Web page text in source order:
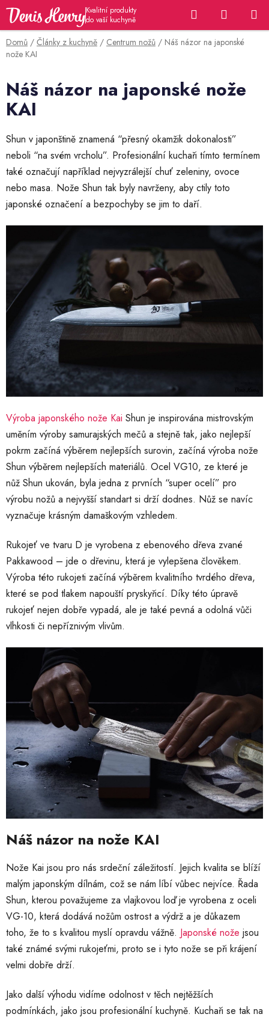
Přejít
obsah
Hledat
KOŠÍK
Domů / Články z kuchyně / Centrum nožů / Náš názor na japonské
nože KAI
Náš názor na japonské nože
KAI
Shun v japonštině znamená “přesný okamžik dokonalosti”
neboli “na svém vrcholu”. Profesionální kuchaři tímto termínem
také označují například nejvyzrálejší chuť zeleniny, ovoce
nebo masa. Nože Shun tak byly navrženy, aby ctily toto
japonské označení a bezpochyby se jim to daří.
Výroba japonského nože Kai Shun je inspirována mistrovským
uměním výroby samurajských mečů a stejně tak, jako nejlepší
pokrm začíná výběrem nejlepších surovin, začíná výroba nože
Shun výběrem nejlepších materiálů. Ocel VG10, ze které je
nůž Shun ukován, byla jedna z prvních “super ocelí” pro
výrobu nožů a nejvyšší standart si drží dodnes. Nůž se navíc
vyznačuje krásným damaškovým vzhledem.
Rukojeť ve tvaru D je vyrobena z ebenového dřeva zvané
Pakkawood – jde o dřevinu, která je vylepšena člověkem.
Výroba této rukojeti začíná výběrem kvalitního tvrdého dřeva,
které se pod tlakem napouští pryskyřicí. Díky této úpravě
rukojeť nejen dobře vypadá, ale je také pevná a odolná vůči
vlhkosti či nepříznivým vlivům.
Náš názor na nože KAI
Nože Kai jsou pro nás srdeční záležitostí. Jejich kvalita se blíží
malým japonským dílnám, což se nám líbí vůbec nejvíce. Řada
Shun, kterou považujeme za vlajkovou loď je vyrobena z oceli
VG-10, která dodává nožům ostrost a výdrž a je důkazem
toho, že to s kvalitou myslí opravdu vážně. Japonské nože jsou
také známé svými rukojeťmi, proto se i tyto nože se při krájení
velmi dobře drží.
Jako další výhodu vidíme odolnost v těch nejtěžších
podmínkách, jako jsou profesionální kuchyně. Kuchaři se tak na